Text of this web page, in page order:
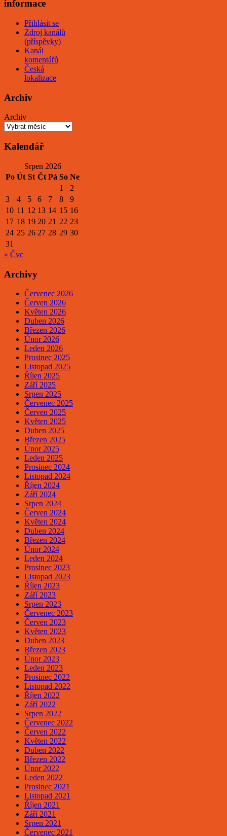
informace
Přihlásit se
Zdroj kanálů
(příspěvky)
Kanál
komentářů
Česká
lokalizace
Archiv
Archiv
Kalendář
Srpen 2026
Po Út St Čt Pá So Ne
1
2
3
4 5 6 7 8
9
10 11 12 13 14 15 16
17 18 19 20 21 22 23
24 25 26 27 28 29 30
31
« Čvc
Archivy
Červenec 2026
Červen 2026
Květen 2026
Duben 2026
Březen 2026
Únor 2026
Leden 2026
Prosinec 2025
Listopad 2025
Říjen 2025
Září 2025
Srpen 2025
Červenec 2025
Červen 2025
Květen 2025
Duben 2025
Březen 2025
Únor 2025
Leden 2025
Prosinec 2024
Listopad 2024
Říjen 2024
Září 2024
Srpen 2024
Červen 2024
Květen 2024
Duben 2024
Březen 2024
Únor 2024
Leden 2024
Prosinec 2023
Listopad 2023
Říjen 2023
Září 2023
Srpen 2023
Červenec 2023
Červen 2023
Květen 2023
Duben 2023
Březen 2023
Únor 2023
Leden 2023
Prosinec 2022
Listopad 2022
Říjen 2022
Září 2022
Srpen 2022
Červenec 2022
Červen 2022
Květen 2022
Duben 2022
Březen 2022
Únor 2022
Leden 2022
Prosinec 2021
Listopad 2021
Říjen 2021
Září 2021
Srpen 2021
Červenec 2021